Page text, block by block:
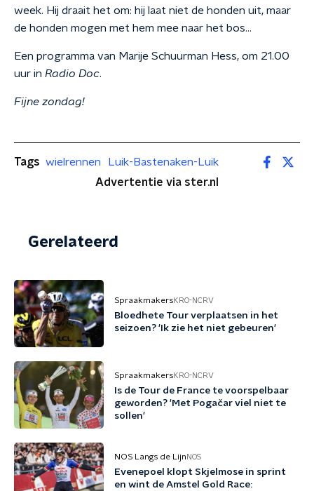
week. Hij draait het om: hij laat niet de honden uit, maar
de honden mogen met hem mee naar het bos...
Een programma van Marije Schuurman Hess, om 21.00
uur in Radio Doc.
Fijne zondag!
Tags wielrennen
Luik-Bastenaken-Luik
Advertentie via ster.nl
Gerelateerd
SpraakmakersKRO-NCRV
Bloedhete Tour verplaatsen in het
seizoen? 'Ik zie het niet gebeuren'
SpraakmakersKRO-NCRV
Is de Tour de France te voorspelbaar
geworden? 'Met Pogačar viel niet te
sollen'
NOS Langs de Lijn NOS
Evenepoel klopt Skjelmose in sprint
en wint de Amstel Gold Race: